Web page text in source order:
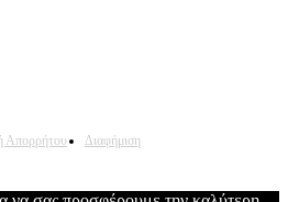
Απορρήτου
Διαφήμιση